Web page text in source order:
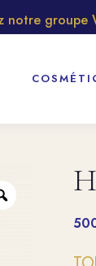
groupe